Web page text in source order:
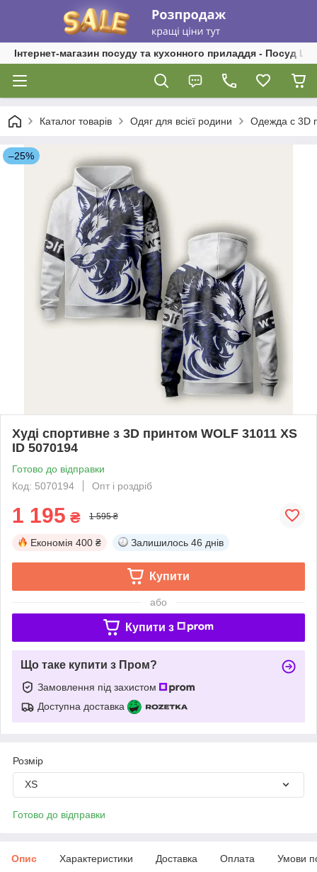
Інтернет-магазин посуду та кухонного приладдя - Посуд
Каталог товарів Одяг для всієї родини Одежда с 3D
–25%
Худі спортивне з 3D принтом WOLF 31011 XS
ID 5070194
Готово до відправки
Код: 5070194
Опт і роздріб
1 195 ₴ 1 595 ₴
Економія 400 ₴ Залишилось 46 днів
Купити
або
Купити з
Що таке купити з Пром?
Замовлення під захистом
Доступна доставка
Розмір
XS
Готово до відправки
Опис Характеристики Доставка Оплата Умови